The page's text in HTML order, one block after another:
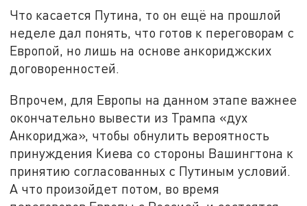
Что касается Путина, то он ещё на прошлой
неделе дал понять, что готов к переговорам с
Европой, но лишь на основе анкориджских
договоренностей.
Впрочем, для Европы на данном этапе важнее
окончательно вывести из Трампа «дух
Анкориджа», чтобы обнулить вероятность
принуждения Киева со стороны Вашингтона к
принятию согласованных с Путиным условий.
А что произойдет потом, во время